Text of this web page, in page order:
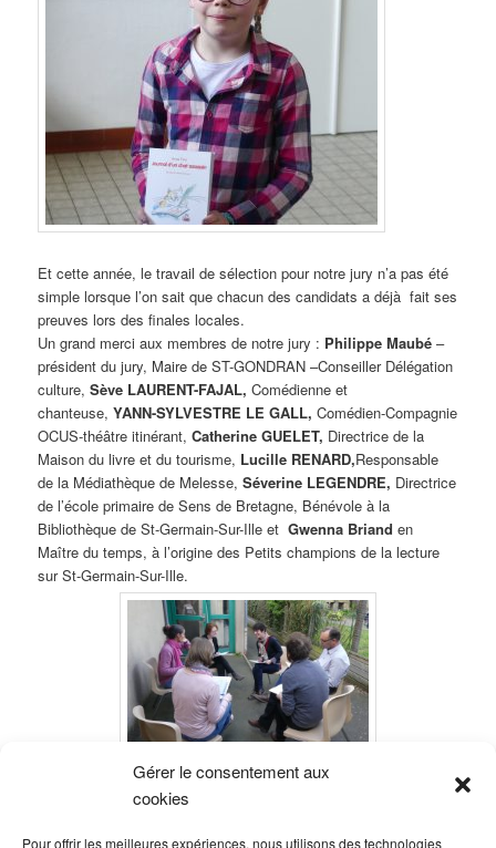
Gérer le consentement aux
cookies
Pour offrir les meilleures expériences, nous utilisons des technologies
Et cette année, le travail de sélection pour notre jury n’a pas été
simple lorsque l’on sait que chacun des candidats a déjà fait ses
preuves lors des finales locales.
Un grand merci aux membres de notre jury : Philippe Maubé –
président du jury, Maire de ST-GONDRAN –Conseiller Délégation
culture,Sève LAURENT-FAJAL,Comédienne et
chanteuse,YANN-SYLVESTRE LE GALL,Comédien-Compagnie
OCUS-théâtre itinérant,Catherine GUELET, Directrice de la
Maison du livre et du tourisme, Lucille RENARD,Responsable
de la Médiathèque de Melesse,Séverine LEGENDRE, Directrice
de l’école primaire de Sens de Bretagne, Bénévole à la
Bibliothèque de St-Germain-Sur-Ille etGwenna Briand en
Maître du temps, à l’origine des Petits champions de la lecture
sur St-Germain-Sur-Ille.